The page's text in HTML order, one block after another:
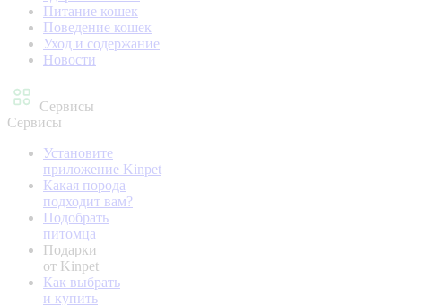
Питание кошек
Поведение кошек
Уход и содержание
Новости
Сервисы
Сервисы
Установите
приложение Kinpet
Какая порода
подходит вам?
Подобрать
питомца
Подарки
от Kinpet
Как выбрать
и купить